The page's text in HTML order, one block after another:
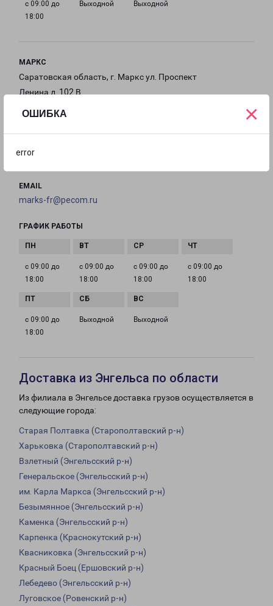
ОШИБКА
error
×
с 09:00 до
18:00
Выходной Выходной
МАРКС
Саратовская область, г. Маркс ул. Проспект
Ленина д. 102 В
на карте
EMAIL
marks-fr@pecom.ru
ГРАФИК РАБОТЫ
с 09:00 до
18:00
с 09:00 до
18:00
с 09:00 до
18:00
с 09:00 до
18:00
с 09:00 до
18:00
Выходной Выходной
Доставка из Энгельса по области
Из филиала в Энгельсе доставка грузов осуществляется в
следующие города:
Старая Полтавка (Старополтавский р-н)
Харьковка (Старополтавский р-н)
Взлетный (Энгельсский р-н)
Генеральское (Энгельсский р-н)
им. Карла Маркса (Энгельсский р-н)
Безымянное (Энгельсский р-н)
Каменка (Энгельсский р-н)
Карпенка (Краснокутский р-н)
Квасниковка (Энгельсский р-н)
Красный Боец (Ершовский р-н)
Лебедево (Энгельсский р-н)
Луговское (Ровенский р-н)